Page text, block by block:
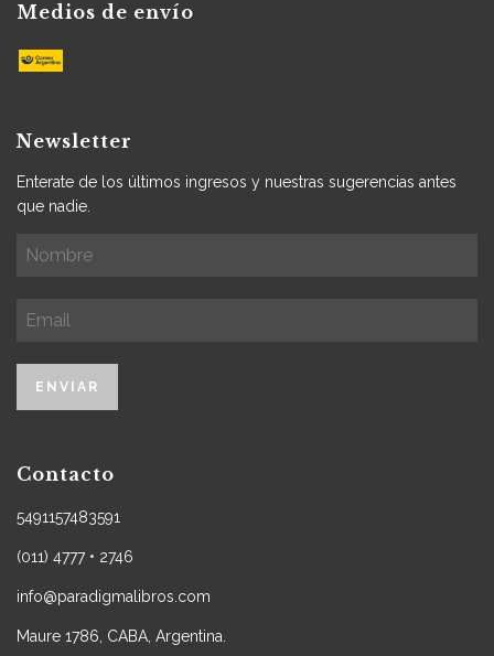
Medios de envío
Newsletter
Enterate de los últimos ingresos y nuestras sugerencias antes
que nadie.
Contacto
5491157483591
(011) 4777 • 2746
info@paradigmalibros.com
Maure 1786, CABA, Argentina.